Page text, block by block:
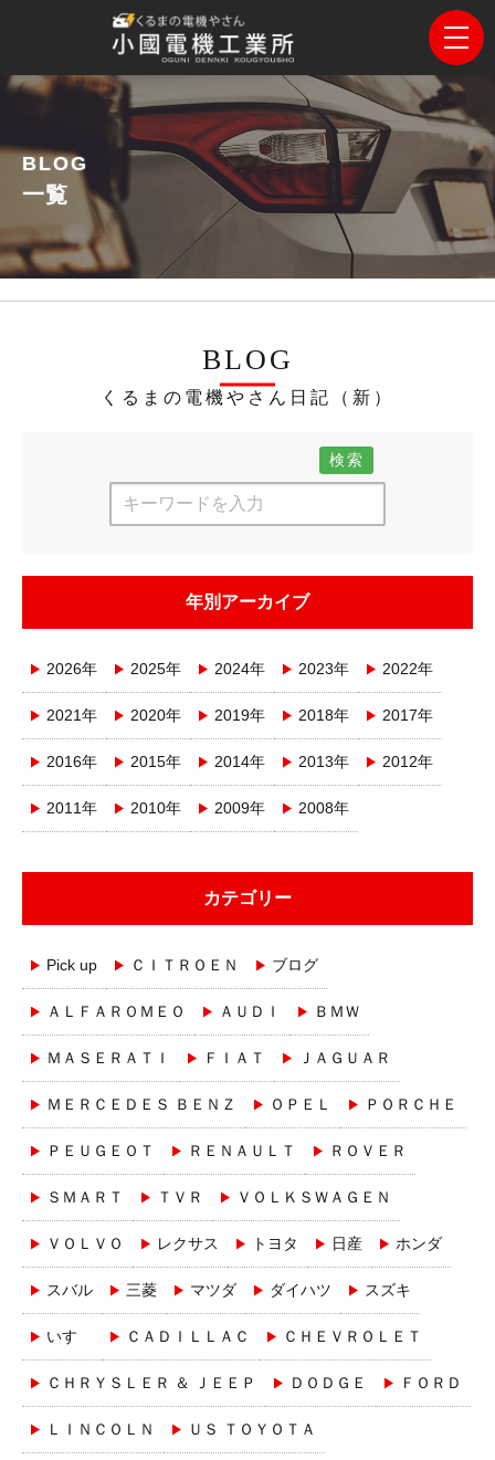
BLOG
一覧
BLOG
くるまの電機やさん日記（新）
検索
年別アーカイブ
2026年 2025年 2024年 2023年 2022年
2021年 2020年 2019年 2018年 2017年
2016年 2015年 2014年 2013年 2012年
2011年 2010年 2009年 2008年
カテゴリー
Pick up ＣＩＴＲＯＥＮ ブログ
ＡＬＦＡＲＯＭＥＯ ＡＵＤＩ ＢＭＷ
ＭＡＳＥＲＡＴＩ ＦＩＡＴ ＪＡＧＵＡＲ
ＭＥＲＣＥＤＥＳ ＢＥＮＺ ＯＰＥＬ ＰＯＲＣＨＥ
ＰＥＵＧＥＯＴ ＲＥＮＡＵＬＴ ＲＯＶＥＲ
ＳＭＡＲＴ ＴＶＲ ＶＯＬＫＳＷＡＧＥＮ
ＶＯＬＶＯ レクサス トヨタ 日産 ホンダ
スバル 三菱 マツダ ダイハツ スズキ
いすゞ ＣＡＤＩＬＬＡＣ ＣＨＥＶＲＯＬＥＴ
ＣＨＲＹＳＬＥＲ ＆ ＪＥＥＰ ＤＯＤＧＥ ＦＯＲＤ
ＬＩＮＣＯＬＮ ＵＳ ＴＯＹＯＴＡ